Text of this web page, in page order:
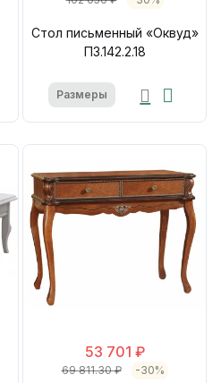
Стол письменный «Оквуд»
П3.142.2.18
Размеры
53 701 ₽
69 811.30 ₽ -30%